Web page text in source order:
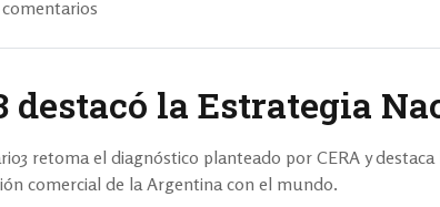
destacó la Estrategia
retoma el diagnóstico planteado por CERA y
comercial de la Argentina con el mundo.